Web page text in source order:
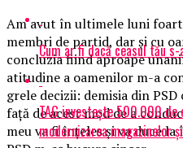
Am avut în ultimele luni
membri de partid, dar şi cu
concluzia fiind aproape
atitudine a oamenilor m-a
grele decizii: demisia din
faţă de acest mod de a
meu va fi înţeles şi va duce
Cum ar fi dacă ceasul tău
TAG investește 500.000
modernizarea magazinelor